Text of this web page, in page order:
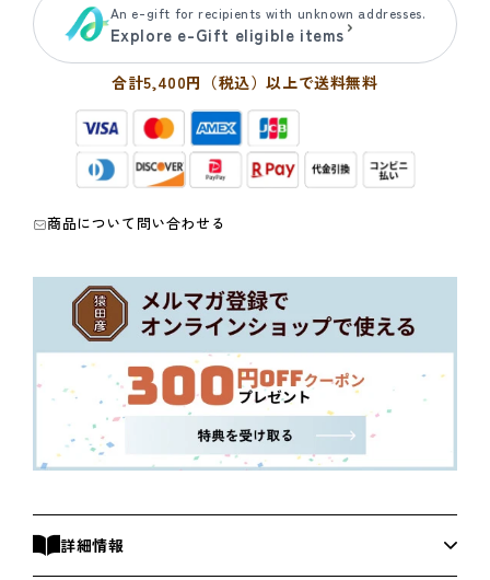
グ
と
ド
ッ
プ
バ
グ
セ
ッ
数
量
ッ
グ
と
大
吉
ブ
レ
ン
ド
ッ
プ
バ
ッ
グ
セ
ッ
An e-gift for recipients with unknown addresses.
Explore e-Gift eligible items
合計5,400円（税込）以上で送料無料
商品について問い合わせる
詳細情報